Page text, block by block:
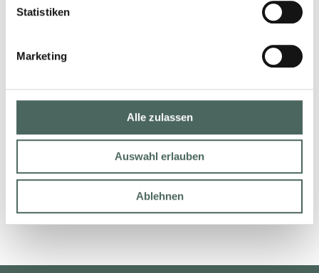
Statistiken
Marketing
Alle zulassen
Auswahl erlauben
Ablehnen
EINFACH GEHT´S!
LESEN